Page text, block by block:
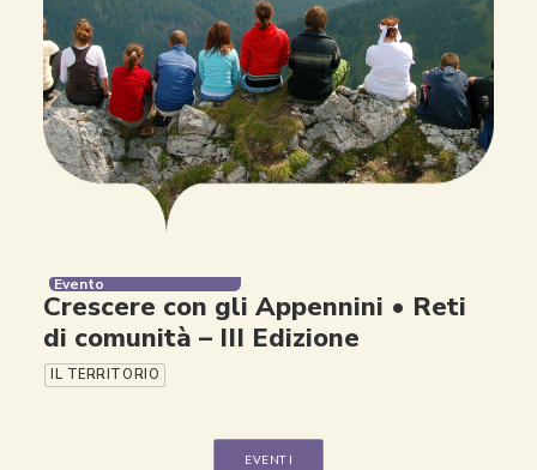
Evento
Crescere con gli Appennini • Reti
di comunità – III Edizione
IL TERRITORIO
EVENTI